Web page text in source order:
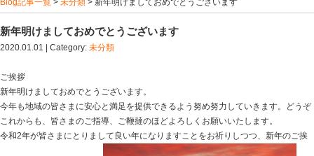
Blog記事一覧>未分類> 新年明けましておめでとうござ